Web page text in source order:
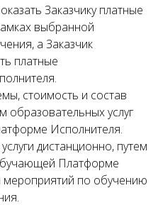
Заказчику платные
выбранной
а Заказчик
платные
стоимость и состав
образовательных услуг
Исполнителя.
дистанционно, путем
Платформе
мероприятий по обучению